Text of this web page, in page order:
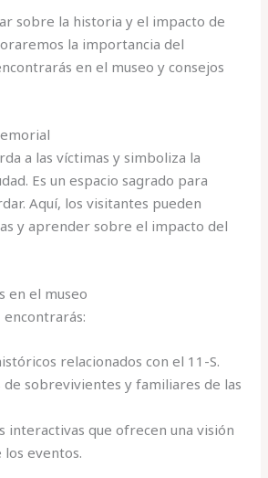
sobre la historia y el impacto de
la importancia del
en el museo y consejos
a las víctimas y simboliza la
Es un espacio sagrado para
Aquí, los visitantes pueden
y aprender sobre el impacto del
en el museo
relacionados con el 11-S.
de sobrevivientes y familiares de las
interactivas que ofrecen una visión
eventos.